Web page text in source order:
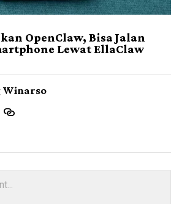
OpenClaw, Bisa Jalan
Lewat EllaClaw
Winarso